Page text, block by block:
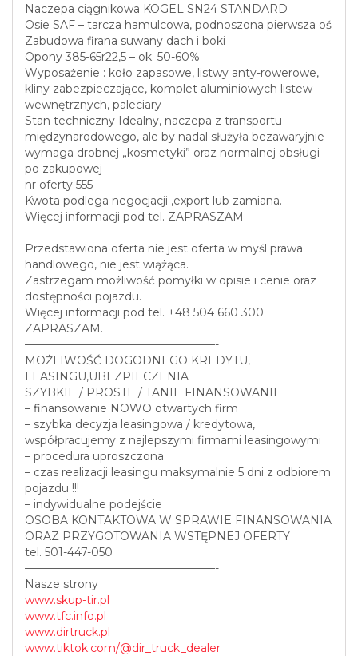
Naczepa ciągnikowa KOGEL SN24 STANDARD
Osie SAF – tarcza hamulcowa, podnoszona pierwsza oś
Zabudowa firana suwany dach i boki
Opony 385-65r22,5 – ok. 50-60%
Wyposażenie : koło zapasowe, listwy anty-rowerowe,
kliny zabezpieczające, komplet aluminiowych listew
wewnętrznych, paleciary
Stan techniczny Idealny, naczepa z transportu
międzynarodowego, ale by nadal służyła bezawaryjnie
wymaga drobnej „kosmetyki” oraz normalnej obsługi
po zakupowej
nr oferty 555
Kwota podlega negocjacji ,export lub zamiana.
Więcej informacji pod tel. ZAPRASZAM
—————————————————-
Przedstawiona oferta nie jest oferta w myśl prawa
handlowego, nie jest wiążąca.
Zastrzegam możliwość pomyłki w opisie i cenie oraz
dostępności pojazdu.
Więcej informacji pod tel. +48 504 660 300
ZAPRASZAM.
—————————————————-
MOŻLIWOŚĆ DOGODNEGO KREDYTU,
LEASINGU,UBEZPIECZENIA
SZYBKIE / PROSTE / TANIE FINANSOWANIE
– finansowanie NOWO otwartych firm
– szybka decyzja leasingowa / kredytowa,
współpracujemy z najlepszymi firmami leasingowymi
– procedura uproszczona
– czas realizacji leasingu maksymalnie 5 dni z odbiorem
pojazdu !!!
– indywidualne podejście
OSOBA KONTAKTOWA W SPRAWIE FINANSOWANIA
ORAZ PRZYGOTOWANIA WSTĘPNEJ OFERTY
tel. 501-447-050
—————————————————-
Nasze strony
www.skup-tir.pl
www.tfc.info.pl
www.dirtruck.pl
www.tiktok.com/@dir_truck_dealer